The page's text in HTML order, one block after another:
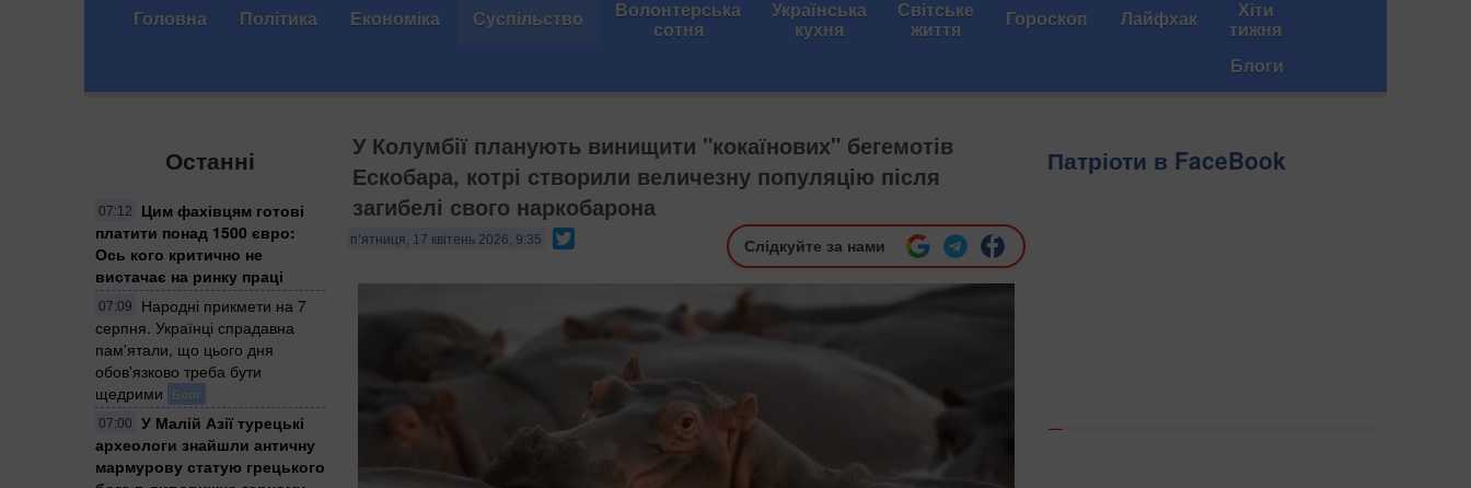
Головна Політика Економіка Суспільство Волонтерська
сотня
Українська
кухня
Світське
життя Гороскоп Лайфхак Хіти
тижня
Блоги
Останні
07:12
Цим фахівцям готові
платити понад 1500 євро:
Ось кого критично не
вистачає на ринку праці
07:09
Народні прикмети на 7
серпня. Українці спрадавна
пам'ятали, що цього дня
обов'язково треба бути
щедрими
Блог
07:00
У Малій Азії турецькі
археологи знайшли античну
мармурову статую грецького
​У Колумбії планують винищити "кокаїнових" бегемотів
Ескобара, котрі створили величезну популяцію після
загибелі свого наркобарона
п’ятниця, 17 квітень 2026, 9:35 Слідкуйте за нами
Патріоти в FaceBook